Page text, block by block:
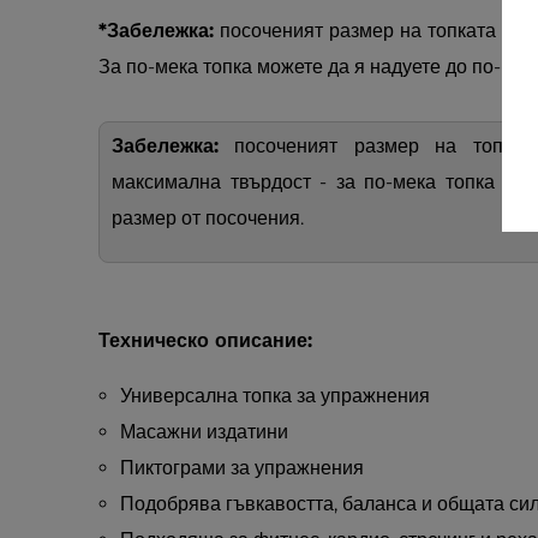
*Забележка: посоченият размер на топката
За по-мека топка можете да я надуете до по-
Забележка: посоченият размер на
максимална твърдост - за по-мека топка
размер от посочения.
Техническо описание:
Универсална топка за упражнения
Масажни издатини
Пиктограми за упражнения
Подобрява гъвкавостта, баланса и общата